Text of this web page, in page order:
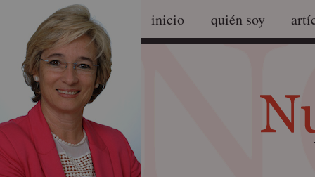
inicio quién soy